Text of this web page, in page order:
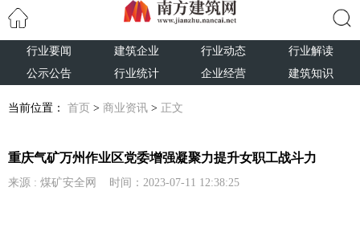
行业要闻 建筑企业 行业动态
行业解读
公示公告
行业统计 企业经营 建筑知识
当前位置： 首页 > 商业资讯 > 正文
重庆气矿万州作业区党委增强凝聚力提升女职工战斗力
来源 : 煤矿安全网 时间：2023-07-11 12:38:25